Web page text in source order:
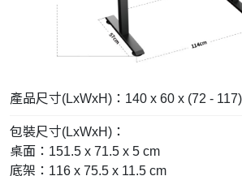
產品尺寸(LxWxH)：140 x 60 x (72 -
包裝尺寸(LxWxH)：
桌面：151.5 x 71.5 x 5 cm
底架：116 x 75.5 x 11.5 cm